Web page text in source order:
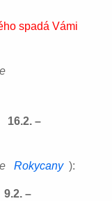
spadá Vámi
16.2. –
Rokycany ):
9.2. –